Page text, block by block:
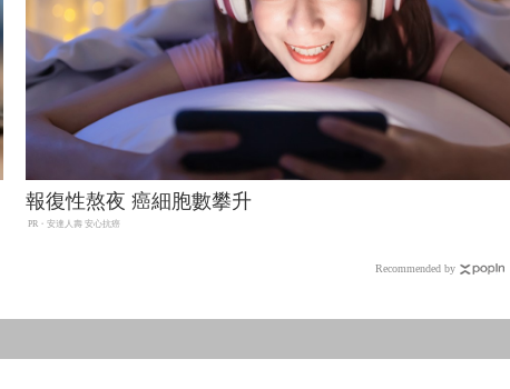
報復性熬夜 癌細胞數攀升
PR・安達人壽 安心抗癌
Recommended by